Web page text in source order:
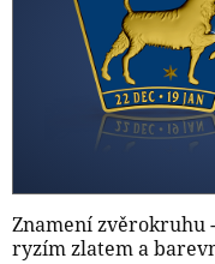
Znamení zvěrokruhu
ryzím zlatem a